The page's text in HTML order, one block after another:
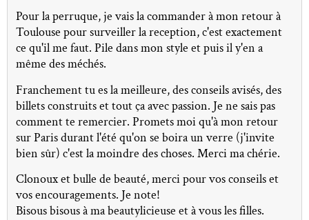
Pour la perruque, je vais la commander à mon retour à
Toulouse pour surveiller la reception, c'est exactement
ce qu'il me faut. Pile dans mon style et puis il y'en a
même des méchés.
Franchement tu es la meilleure, des conseils avisés, des
billets construits et tout ça avec passion. Je ne sais pas
comment te remercier. Promets moi qu'à mon retour
sur Paris durant l'été qu'on se boira un verre (j'invite
bien sûr) c'est la moindre des choses. Merci ma chérie.
Clonoux et bulle de beauté, merci pour vos conseils et
vos encouragements. Je note!
Bisous bisous à ma beautylicieuse et à vous les filles.